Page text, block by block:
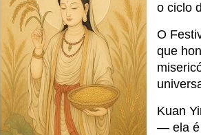
o ciclo
O
que
Kuan
— ela é